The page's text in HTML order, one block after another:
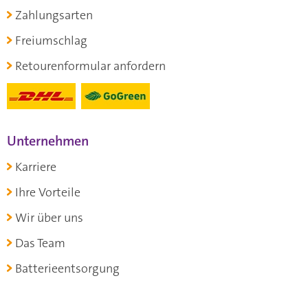
Zahlungsarten
Freiumschlag
Retourenformular anfordern
Unternehmen
Karriere
Ihre Vorteile
Wir über uns
Das Team
Batterieentsorgung